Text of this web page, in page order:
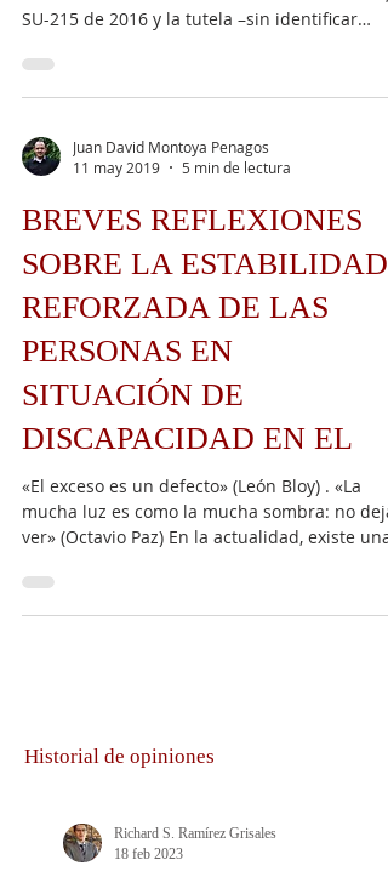
SU-215 de 2016 y la tutela –sin identificar
Juan David Montoya Penagos
11 may 2019
5 min de lectura
BREVES REFLEXIONES
SOBRE LA ESTABILIDAD
REFORZADA DE LAS
PERSONAS EN
SITUACIÓN DE
DISCAPACIDAD EN EL
«El exceso es un defecto» (León Bloy) . «La
mucha luz es como la mucha sombra: no deja
ver» (Octavio Paz) En la actualidad, existe
Historial de opiniones
Richard S. Ramírez Grisales
18 feb 2023